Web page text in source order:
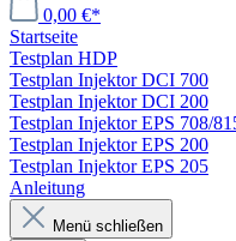
0,00 €*
Startseite
Testplan HDP
Testplan Injektor DCI 700
Testplan Injektor DCI 200
Testplan Injektor EPS 708/
Testplan Injektor EPS 200
Testplan Injektor EPS 205
Anleitung
Menü schließen